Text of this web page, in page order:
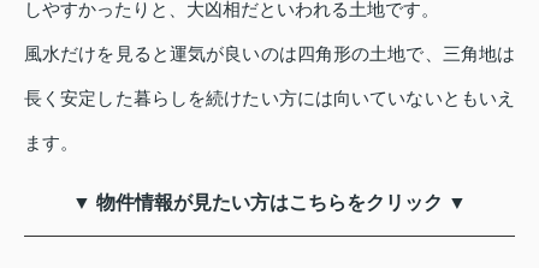
しやすかったりと、大凶相だといわれる土地です。
風水だけを見ると運気が良いのは四角形の土地で、三角地は
長く安定した暮らしを続けたい方には向いていないともいえ
ます。
▼ 物件情報が見たい方はこちらをクリック ▼